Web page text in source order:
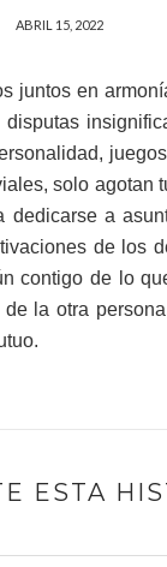
ABRIL 15, 2022
juntos en
solo agotan
a
de los
contigo de lo
la otra
ESTA